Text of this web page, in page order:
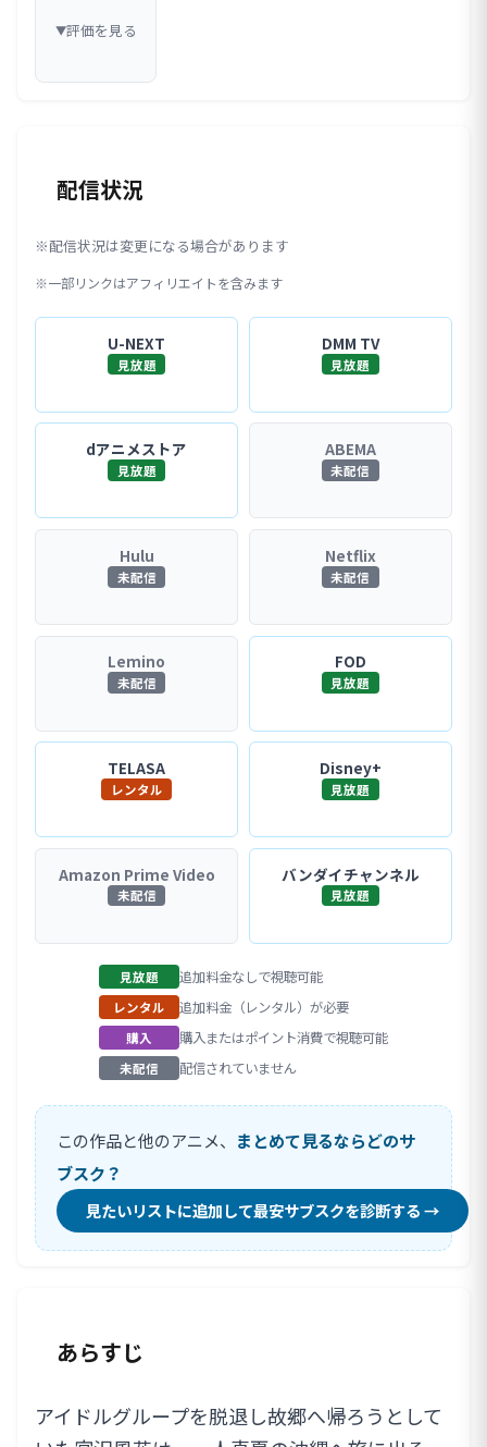
▼評価を見る
配信状況
※配信状況は変更になる場合があります
※一部リンクはアフィリエイトを含みます
U-NEXT
見放題
DMM TV
見放題
dアニメストア
見放題
ABEMA
未配信
Hulu
未配信
Netflix
未配信
Lemino
未配信
FOD
見放題
TELASA
レンタル
Disney+
見放題
Amazon Prime Video
未配信
バンダイチャンネル
見放題
見放題 追加料金なしで視聴可能
レンタル 追加料金（レンタル）が必要
購入 購入またはポイント消費で視聴可能
未配信 配信されていません
この作品と他のアニメ、 まとめて見るならどのサ
ブスク？
見たいリストに追加して最安サブスクを診断する →
あらすじ
アイドルグループを脱退し故郷へ帰ろうとして